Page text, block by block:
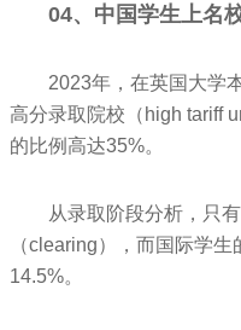
04、中国学生上名
2023年，在英国大学
高分录取院校（high tariff
的比例高达35%。
从录取阶段分析，只
（clearing），而国际学
14.5%。